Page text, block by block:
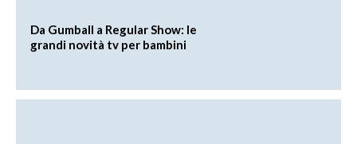
Da Gumball a Regular Show: le
grandi novità tv per bambini